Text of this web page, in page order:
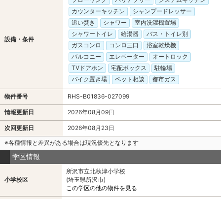
設備・条件
カウンターキッチン
シャンプードレッサー
追い焚き
シャワー
室内洗濯機置場
シャワートイレ
給湯器
バス・トイレ別
ガスコンロ
コンロ三口
浴室乾燥機
バルコニー
エレベーター
オートロック
TVドアホン
宅配ボックス
駐輪場
バイク置き場
ペット相談 都市ガス
物件番号 RHS-B01836-027099
情報更新日 2026年08月09日
次回更新日
2026年08月23日
※各種情報と差異がある場合は現況優先となります
学区情報
小学校区
所沢市立北秋津小学校
(埼玉県所沢市)
この学区の他の物件を見る